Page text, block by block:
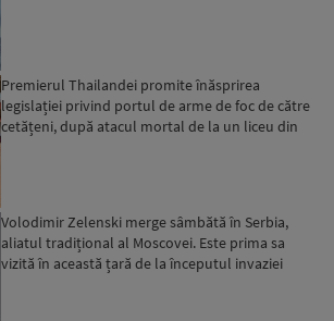
Premierul Thailandei promite înăsprirea
legislației privind portul de arme de foc de către
cetățeni, după atacul mortal de la un liceu din
Volodimir Zelenski merge sâmbătă în Serbia,
aliatul tradițional al Moscovei. Este prima sa
vizită în această țară de la începutul invaziei